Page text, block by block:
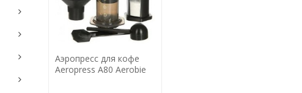
Кофе в зернах свежей обжарки
Кофе в капсулах Акция
Кофе в дрип пакетах
Аэропресс для кофе
Aeropress А80 Aerobie